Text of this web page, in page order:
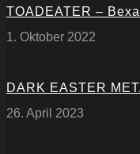
TOADEATER –
1. Oktober 2022
DARK EASTER
26. April 2023